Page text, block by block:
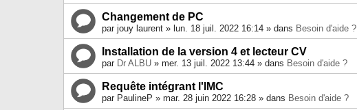
Changement de PC
par jouy laurent » lun. 18 juil. 2022 16:14 » dans Besoin d'aide ?
Installation de la version 4 et lecteur CV
par Dr ALBU » mer. 13 juil. 2022 13:44 » dans Besoin d'aide ?
Requête intégrant l'IMC
par PaulineP » mar. 28 juin 2022 16:28 » dans Besoin d'aide ?